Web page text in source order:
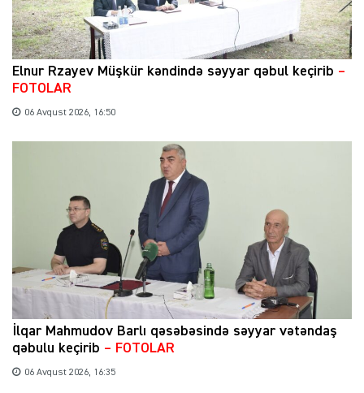
Elnur Rzayev Müşkür kəndində səyyar qəbul keçirib –
FOTOLAR
06 Avqust 2026, 16:50
İlqar Mahmudov Barlı qəsəbəsində səyyar vətəndaş
qəbulu keçirib – FOTOLAR
06 Avqust 2026, 16:35